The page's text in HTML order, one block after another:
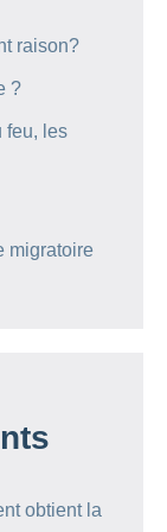
raison?
?
feu, les
migratoire
obtient la